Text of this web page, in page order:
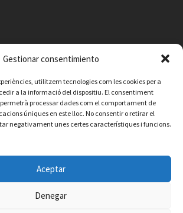
Gestionar consentimiento
utilitzem tecnologies com les cookies per a
a la informació del dispositiu. El consentiment
processar dades com el comportament de
úniques en este lloc. No consentir o retirar el
negativament unes certes característiques i funcions.
Aceptar
Denegar
Política de privacidad
de Vilafamés - Desarrollada por